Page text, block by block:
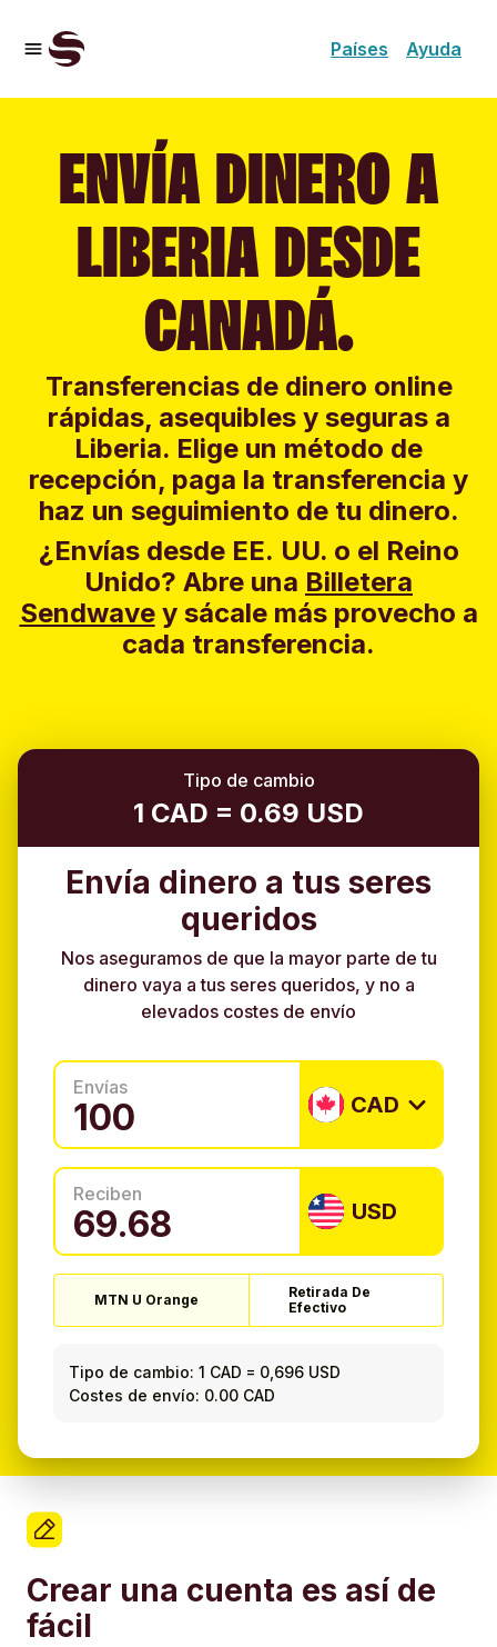
Países Ayuda
ENVÍA DINERO A
LIBERIA DESDE
CANADÁ.
Transferencias de dinero online
rápidas, asequibles y seguras a
Liberia. Elige un método de
recepción, paga la transferencia y
haz un seguimiento de tu dinero.
¿Envías desde EE. UU. o el Reino
Unido? Abre una Billetera
Sendwavey sácale más provecho a
cada transferencia.
Tipo de cambio
1 CAD = 0.69 USD
Envía dinero a tus seres
queridos
Nos aseguramos de que la mayor parte de tu
dinero vaya a tus seres queridos, y no a
elevados costes de envío
Envías
CAD
Reciben
USD
MTN U Orange
Retirada De
Efectivo
Tipo de cambio: 1 CAD = 0,696 USD
Costes de envío: 0.00 CAD
Crear una cuenta es así de
fácil